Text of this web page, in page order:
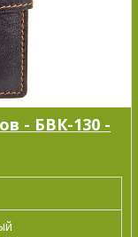
- БВК-130 -